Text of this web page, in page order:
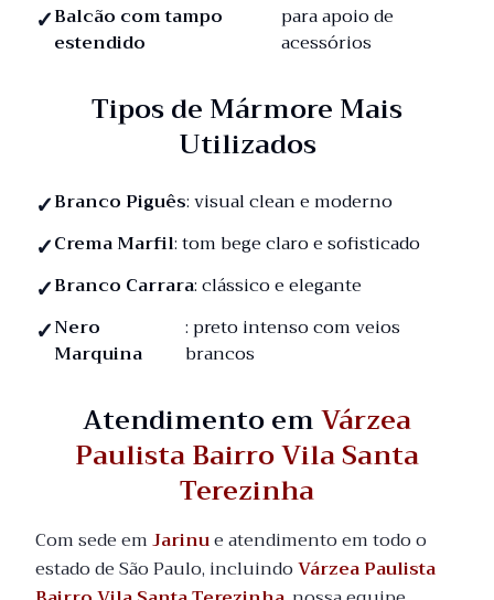
Balcão com tampo
estendido
para apoio de
acessórios
Tipos de Mármore Mais
Utilizados
Branco Piguês: visual clean e moderno
Crema Marfil: tom bege claro e sofisticado
Branco Carrara: clássico e elegante
Nero
Marquina
: preto intenso com veios
brancos
Atendimento emVárzea
Paulista Bairro Vila Santa
Terezinha
Com sede emJarinue atendimento em todo o
estado de São Paulo, incluindoVárzea Paulista